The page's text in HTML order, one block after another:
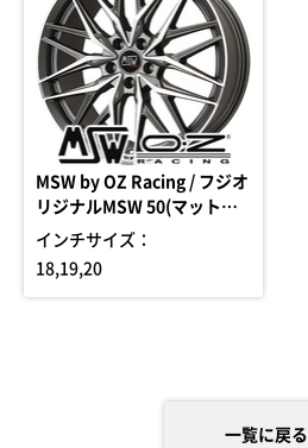
MSW by OZ Racing / フジオ
リジナルMSW 50(マットガ
ンメタポリッシュ)
インチサイズ：
18,19,20
一覧に戻る